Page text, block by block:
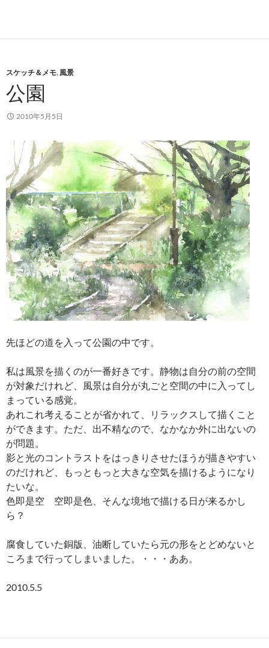
スケッチ＆メモ, 風景
公園
2010年5月5日
先ほどの道を入って公園の中です。
私は風景を描くのが一番好きです。静物は自分の前の空間
が対象だけれど、風景は自分が丸ごと空間の中に入ってし
まっている感覚。
あれこれ考えることが省かれて、リラックスして描くこと
ができます。ただ、出不精なので、なかなか外に出ないの
が問題。
影と光のコントラストをはっきりさせたほうが描きやすい
のだけれど、もっともっと大きな空気を描けるようになり
たいな。
色即是空 空即是色、そんな境地で描ける日が来るかし
ら？
腐食していた銅版、油断していたら元の形をとどめないと
ころまで行ってしまいました。・・・ああ。
2010.5.5